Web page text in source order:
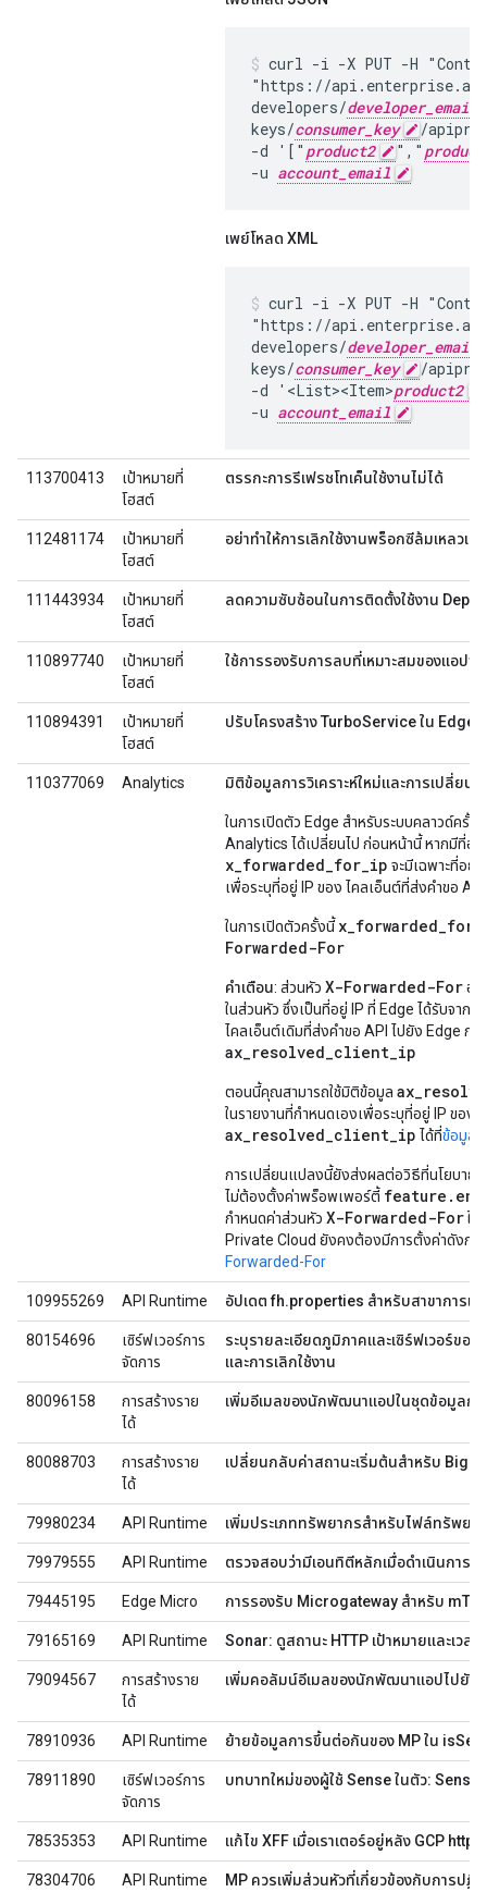
curl -i -X PUT -H
"https://
developers/
keys/consumer_key
/
-d '[" product2 ","
-u account_email
เพย์โหลด XML
curl -i -X PUT -H
"https://
developers/
keys/consumer_key
/
-d '<List><Item>product2
-u account_email
113700413
เป้าหมายที่
โฮสต์
ตรรกะการรีเฟรชโทเค็นใช้งานไม่ได้
112481174
เป้าหมายที่
โฮสต์
อย่าทำให้การเลิกใช้งานพร็อกซีล้มเหลวเ
111443934
เป้าหมายที่
โฮสต์
ลดความซับซ้อนในการติดตั้งใช้งาน
110897740
เป้าหมายที่
โฮสต์
ใช้การรองรับการลบที่เหมาะสมของแอปพ
110894391
เป้าหมายที่
โฮสต์
ปรับโครงสร้าง TurboService ใน Edge
110377069 Analytics มิติข้อมูลการวิเคราะห์ใหม่และการเปลี่ย
ในการเปิดตัว Edge สำหรับระบบคลาวด์ครั้
Analytics ได้เปลี่ยนไป ก่อนหน้านี้ หากมีที่อยู่
x_forwarded_for_ip จะมีเฉพาะที่อยู่
เพื่อระบุที่อยู่ IP ของ ไคลเอ็นต์ที่ส่งคำขอ
ในการเปิดตัวครั้งนี้
Forwarded-For
คำเตือน: ส่วนหัว X-Forwarded-Forอา
ในส่วนหัว ซึ่งเป็นที่อยู่ IP ที่ Edge ได้รับจาก
ไคลเอ็นต์เดิมที่ส่งคำขอ API ไปยัง Edge ก
ax_resolved_client_ip
ตอนนี้คุณสามารถใช้มิติข้อมูล
ในรายงานที่กําหนดเองเพื่อระบุที่อยู่ IP ขอ
ax_resolved_client_ip ได้ที่ข้อมูล
การเปลี่ยนแปลงนี้ยังส่งผลต่อวิธีที่นโยบาย
ไม่ต้องตั้งค่าพร็อพเพอร์ตี้
กำหนดค่าส่วนหัว X-Forwarded-Forให้
Private Cloud ยังคงต้องมีการตั้งค่าดังกล่
Forwarded-For
109955269 API Runtime อัปเดต fh.properties สำหรับสาขาการเ
80154696
เซิร์ฟเวอร์การ
จัดการ
ระบุรายละเอียดภูมิภาคและเซิร์ฟเวอร์ขอ
และการเลิกใช้งาน
80096158
การสร้างราย
ได้
เพิ่มอีเมลของนักพัฒนาแอปในชุดข้อมูลกา
80088703
การสร้างราย
ได้
เปลี่ยนกลับค่าสถานะเริ่มต้นสำหรับ
79980234 API Runtime เพิ่มประเภททรัพยากรสำหรับไฟล์ทรัพยา
79979555 API Runtime ตรวจสอบว่ามีเอนทิตีหลักเมื่อดำเนินการส
79445195 Edge Micro การรองรับ Microgateway สำหรับ
79165169 API Runtime Sonar: ดูสถานะ HTTP เป้าหมายและเวล
79094567
การสร้างราย
ได้
เพิ่มคอลัมน์อีเมลของนักพัฒนาแอปไปยังร
78910936 API Runtime ย้ายข้อมูลการขึ้นต่อกันของ MP ใน
78911890
เซิร์ฟเวอร์การ
จัดการ
บทบาทใหม่ของผู้ใช้ Sense ในตัว:
78535353 API Runtime แก้ไข XFF เมื่อเราเตอร์อยู่หลัง GCP
78304706 API Runtime MP ควรเพิ่มส่วนหัวที่เกี่ยวข้องกับการปฏิ